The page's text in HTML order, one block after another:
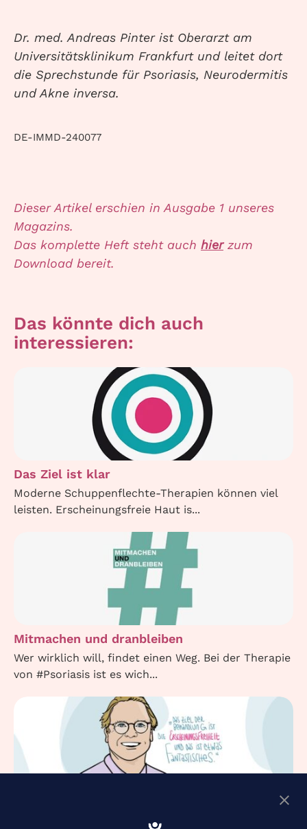
Dr. med. Andreas Pinter ist Oberarzt am
Universitätsklinikum Frankfurt und leitet dort
die Sprechstunde für Psoriasis, Neurodermitis
und Akne inversa.
DE-IMMD-240077
Dieser Artikel erschien in Ausgabe 1 unseres
Magazins.
Das komplette Heft steht auch hierzum
Download bereit.
Das könnte dich auch
interessieren:
Das Ziel ist klar
Moderne Schuppenflechte-Therapien können viel
leisten. Erscheinungsfreie Haut is...
Mitmachen und dranbleiben
Wer wirklich will, findet einen Weg. Bei der Therapie
von #Psoriasis ist es wich...